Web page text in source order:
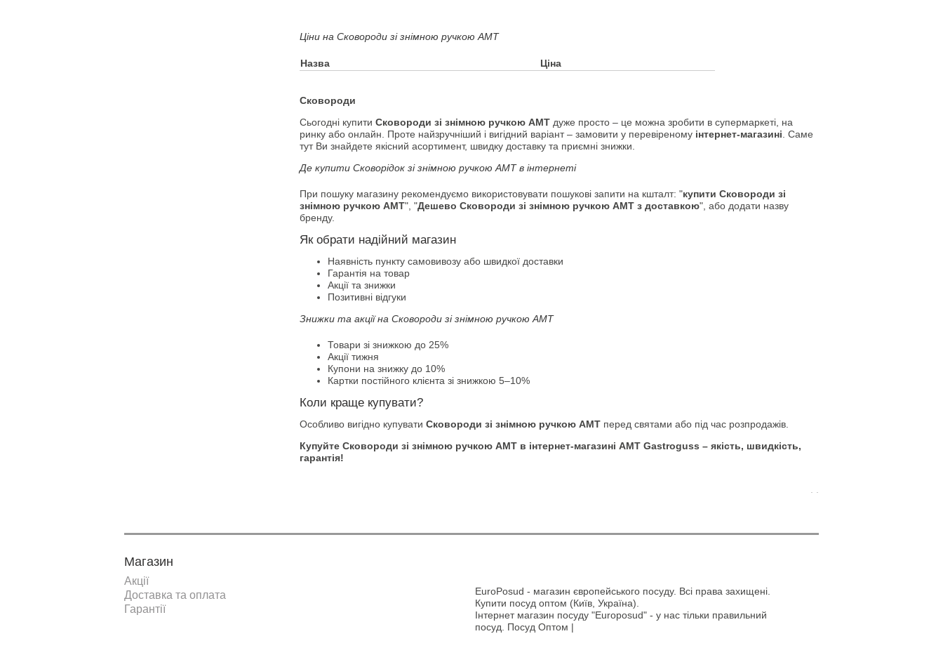
Ціни на Сковороди зі знімною ручкою АМТ
Назва Ціна
Сковороди
Сьогодні купити Сковороди зі знімною ручкою АМТ дуже просто – це можна зробити в супермаркеті, на
ринку або онлайн. Проте найзручніший і вигідний варіант – замовити у перевіреному інтернет-магазині . Саме
тут Ви знайдете якісний асортимент, швидку доставку та приємні знижки.
Де купити Сковорідок зі знімною ручкою АМТ в інтернеті
При пошуку магазину рекомендуємо використовувати пошукові запити на кшталт: "купити Сковороди зі
знімною ручкою АМТ", "Дешево Сковороди зі знімною ручкою АМТ з доставкою", або додати назву
бренду.
Як обрати надійний магазин
Наявність пункту самовивозу або швидкої доставки
Гарантія на товар
Акції та знижки
Позитивні відгуки
Знижки та акції на Сковороди зі знімною ручкою АМТ
Товари зі знижкою до 25%
Акції тижня
Купони на знижку до 10%
Картки постійного клієнта зі знижкою 5–10%
Коли краще купувати?
Особливо вигідно купувати Сковороди зі знімною ручкою АМТ перед святами або під час розпродажів.
Купуйте Сковороди зі знімною ручкою АМТ в інтернет-магазині AMT Gastroguss – якість, швидкість,
гарантія!
Магазин
Акції
Доставка та оплата
Гарантії
EuroPosud - магазин європейського посуду. Всі права захищені.
Купити посуд оптом (Київ, Україна).
Інтернет магазин посуду "Europosud" - у нас тільки правильний
посуд. Посуд Оптом |